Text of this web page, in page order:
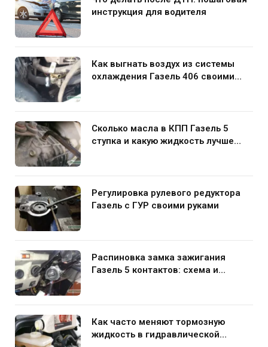
инструкция для водителя
Как выгнать воздух из системы
охлаждения Газель 406 своими
Сколько масла в КПП Газель 5
ступка и какую жидкость лучше
Регулировка рулевого редуктора
Газель с ГУР своими руками
Распиновка замка зажигания
Газель 5 контактов: схема и
Как часто меняют тормозную
жидкость в гидравлической